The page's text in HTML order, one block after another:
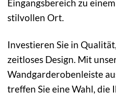
Eingangsbereich zu
stilvollen Ort.
Investieren Sie in
zeitloses Design. Mit
Wandgarderobenleiste
treffen Sie eine Wahl, die